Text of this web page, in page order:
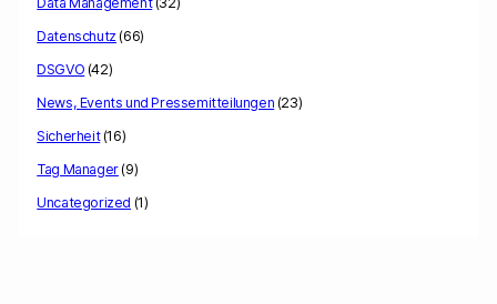
Datenschutz(66)
DSGVO (42)
News, Events und Pressemitteilungen (23)
Sicherheit(16)
Tag Manager(9)
Uncategorized (1)